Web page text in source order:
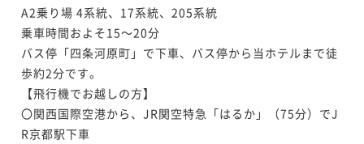
A2乗り場 4系統、17系統、205系統
乗車時間およそ15～20分
バス停「四条河原町」で下車、バス停から当ホテルまで徒
歩約2分です。
【飛行機でお越しの方】
〇関西国際空港から、JR関空特急「はるか」（75分）でJ
R京都駅下車